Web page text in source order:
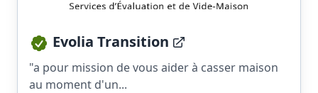
Evolia Transition
"a pour mission de vous aider à casser maison
au moment d'un...